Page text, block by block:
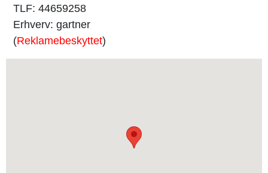
TLF: 44659258
Erhverv: gartner
(Reklamebeskyttet)